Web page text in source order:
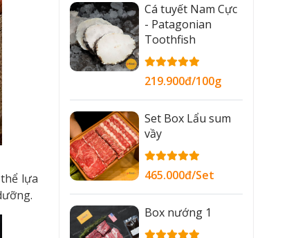
lựa
Cá tuyết Nam Cực
- Patagonian
Toothfish
219.900đ/100g
Set Box Lẩu sum
vầy
465.000đ/Set
Box nướng 1